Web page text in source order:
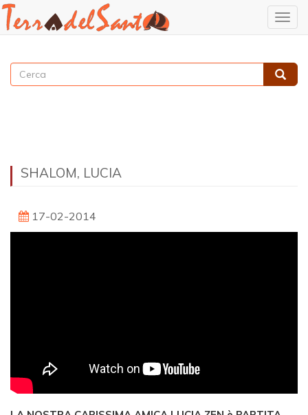
contenuto
principale
Cerca Cerca
SHALOM, LUCIA
17-02-2014